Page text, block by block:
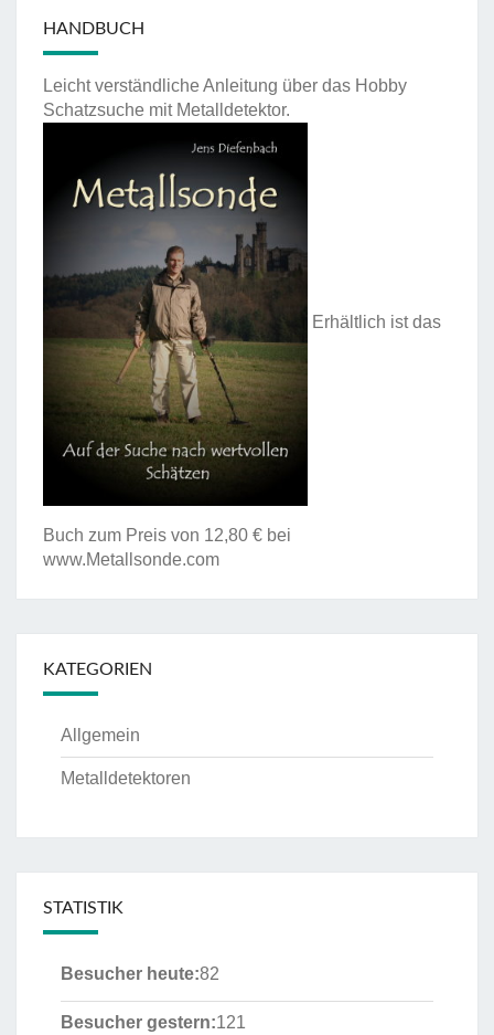
HANDBUCH
Leicht verständliche Anleitung über das Hobby
Schatzsuche mit Metalldetektor.
Erhältlich ist das
Buch zum Preis von 12,80 € bei
www.Metallsonde.com
KATEGORIEN
Allgemein
Metalldetektoren
STATISTIK
Besucher heute:82
Besucher gestern:121